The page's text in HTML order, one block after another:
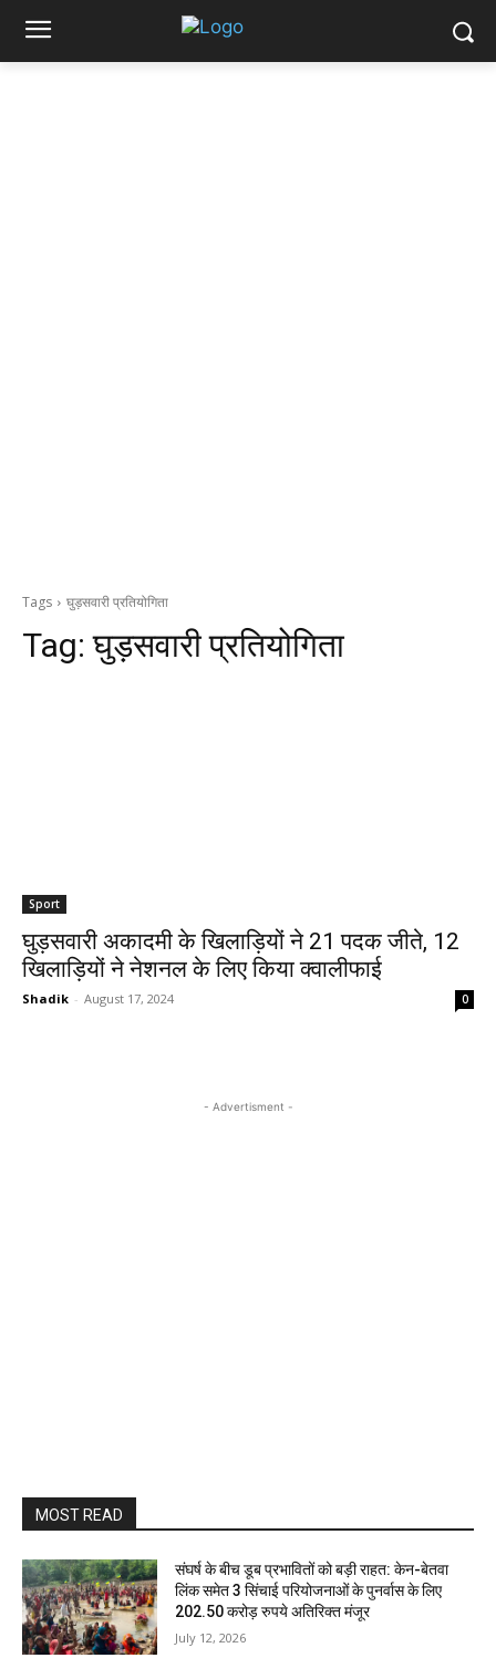
Tags घुड़सवारी प्रतियोगिता
Tag:घुड़सवारी प्रतियोगिता
Sport
घुड़सवारी अकादमी के खिलाड़ियों ने 21 पदक जीते, 12
खिलाड़ियों ने नेशनल के लिए किया क्वालीफाई
Shadik - August 17, 2024 0
- Advertisment -
MOST READ
संघर्ष के बीच डूब प्रभावितों को बड़ी राहत: केन-बेतवा
लिंक समेत 3 सिंचाई परियोजनाओं के पुनर्वास के लिए
202.50 करोड़ रुपये अतिरिक्त मंजूर
July 12, 2026